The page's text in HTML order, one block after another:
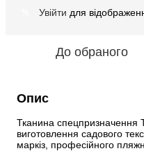
Увійти для
До обраного
Опис
Тканина спецпризначення
виготовлення садового
маркіз, професійного